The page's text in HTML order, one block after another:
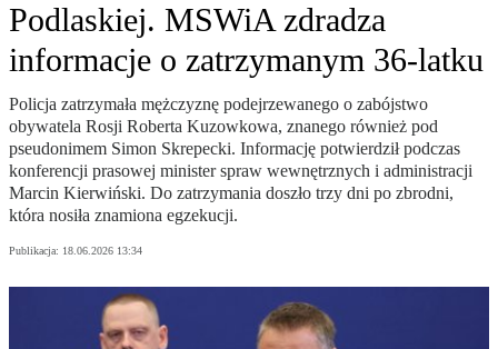
Podlaskiej. MSWiA zdradza
informacje o zatrzymanym 36-latku
Policja zatrzymała mężczyznę podejrzewanego o zabójstwo
obywatela Rosji Roberta Kuzowkowa, znanego również pod
pseudonimem Simon Skrepecki. Informację potwierdził podczas
konferencji prasowej minister spraw wewnętrznych i administracji
Marcin Kierwiński. Do zatrzymania doszło trzy dni po zbrodni,
która nosiła znamiona egzekucji.
Publikacja: 18.06.2026 13:34